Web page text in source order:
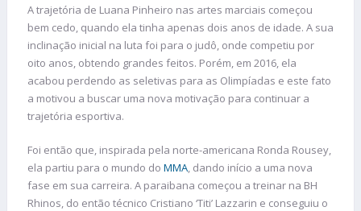
A trajetória de Luana Pinheiro nas artes marciais começou
bem cedo, quando ela tinha apenas dois anos de idade. A sua
inclinação inicial na luta foi para o judô, onde competiu por
oito anos, obtendo grandes feitos. Porém, em 2016, ela
acabou perdendo as seletivas para as Olimpíadas e este fato
a motivou a buscar uma nova motivação para continuar a
trajetória esportiva.
Foi então que, inspirada pela norte-americana Ronda Rousey,
ela partiu para o mundo do MMA, dando início a uma nova
fase em sua carreira. A paraibana começou a treinar na BH
Rhinos, do então técnico Cristiano ‘Titi’ Lazzarin e conseguiu o